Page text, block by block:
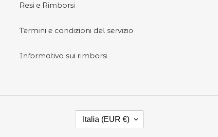
Resi e Rimborsi
Termini e condizioni del servizio
Informativa sui rimborsi
Italia (EUR €)